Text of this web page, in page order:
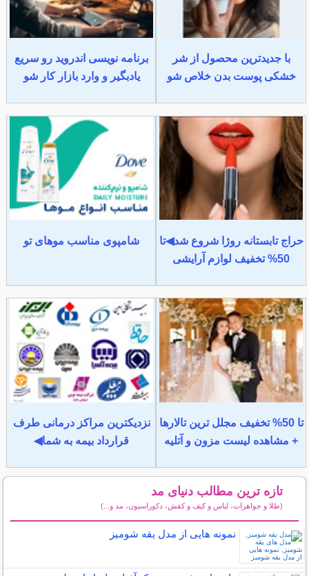
با جدیدترین محصول از شر
خشکی پوست بدن خلاص شو
برنامه نویسی اندروید رو سریع
یادبگیر و وارد بازار کار شو
حراج تابستانه روژا شروع شد◀تا
50% تخفیف لوازم آرایشی
شامپوی مناسب موهای تو
تا 50% تخفیف مجلل ترین تالارها
+ مشاهده لیست مزون و آتلیه
نزدیکترین مراکز درمانی طرف
قرارداد بیمه به شما◀
تازه ترین مطالب دنیای مد
(طلا و جواهرات، لباس و کیف و کفش، دکوراسیون، مد و...)
نمونه هایی از مدل یقه شومیز